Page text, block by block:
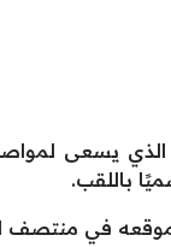
يسعى
موقعه في